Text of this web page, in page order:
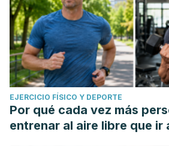
EJERCICIO FÍSICO Y DEPORTE
Por qué cada vez más
entrenar al aire libre que ir